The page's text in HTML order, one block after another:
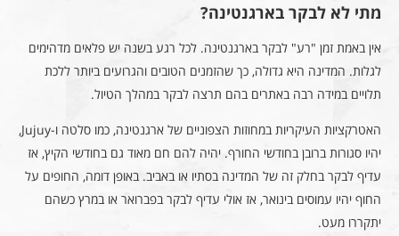
מתי לא לבקר בארגנטינה?
אין באמת זמן "רע" לבקר בארגנטינה. לכל רגע בשנה יש פלאים מדהימים
לגלות. המדינה היא גדולה, כך שהזמנים הטובים והגרועים ביותר ללכת
תלויים במידה רבה באתרים בהם תרצה לבקר במהלך הטיול.
האטרקציות העיקריות במחוזות הצפוניים של ארגנטינה, כמו סלטה ו-Jujuy,
יהיו סגורות ברובן בחודשי החורף. יהיה להם חם מאוד גם בחודשי הקיץ, אז
עדיף לבקר בחלק זה של המדינה בסתיו או באביב. באופן דומה, החופים על
החוף יהיו עמוסים בינואר, אז אולי עדיף לבקר בפברואר או במרץ כשהם
יתקררו מעט.